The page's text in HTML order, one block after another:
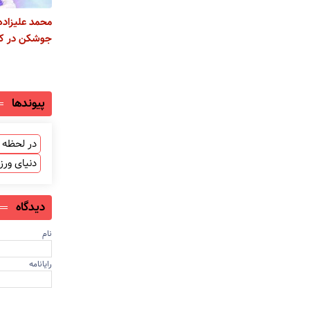
محمد
جوشکن در
پیوندها
در لحظه
دنیای
دیدگاه
نام
رایانامه